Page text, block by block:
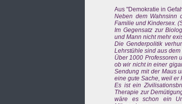
Aus "Demokratie in
Neben dem Wahnsinn
Familie und Kindersex.
Im Gegensatz zur
und Mann nicht mehr
Die Genderpolitik
Lehrstühle sind aus
Über 1000 Professoren
ob wir nicht in einer
Sendung mit der Maus
eine gute Sache, weil er
Es ist ein
Therapie zur
wäre es schon ein